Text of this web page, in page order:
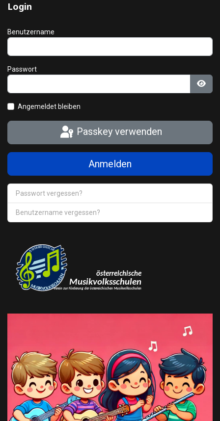
Login
Benutzername
Passwort
Angemeldet bleiben
Passkey verwenden
Anmelden
Passwort vergessen?
Benutzername vergessen?